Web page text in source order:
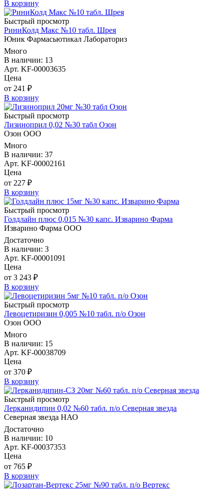
В корзину
Быстрый просмотр
РиниКолд Макс №10 табл. Шрея
Юник Фармасьютикал Лабораториз
Много
В наличии: 13
Арт. KF-00003635
Цена
от 241 ₽
В корзину
Быстрый просмотр
Лизиноприл 0,02 №30 табл Озон
Озон ООО
Много
В наличии: 37
Арт. KF-00002161
Цена
от 227 ₽
В корзину
Быстрый просмотр
Голдлайн плюс 0,015 №30 капс. Изварино Фарма
Изварино Фарма ООО
Достаточно
В наличии: 3
Арт. KF-00001091
Цена
от 3 243 ₽
В корзину
Быстрый просмотр
Левоцетиризин 0,005 №10 табл. п/о Озон
Озон ООО
Много
В наличии: 15
Арт. KF-00038709
Цена
от 370 ₽
В корзину
Быстрый просмотр
Лерканидипин 0,02 №60 табл. п/о Северная звезда
Северная звезда НАО
Достаточно
В наличии: 10
Арт. KF-00037353
Цена
от 765 ₽
В корзину